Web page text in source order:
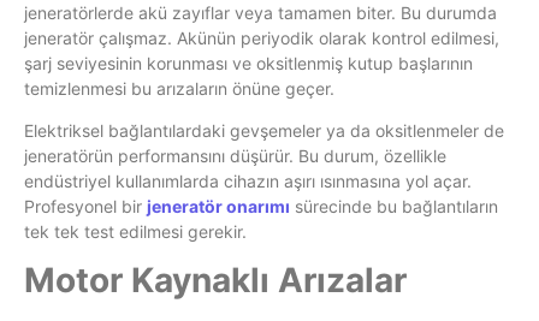
jeneratörlerde akü zayıflar veya tamamen biter. Bu durumda
jeneratör çalışmaz. Akünün periyodik olarak kontrol edilmesi,
şarj seviyesinin korunması ve oksitlenmiş kutup başlarının
temizlenmesi bu arızaların önüne geçer.
Elektriksel bağlantılardaki gevşemeler ya da oksitlenmeler de
jeneratörün performansını düşürür. Bu durum, özellikle
endüstriyel kullanımlarda cihazın aşırı ısınmasına yol açar.
Profesyonel bir jeneratör onarımı sürecinde bu bağlantıların
tek tek test edilmesi gerekir.
Motor Kaynaklı Arızalar